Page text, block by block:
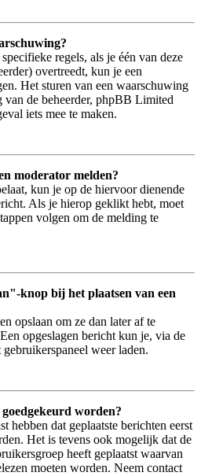
regels, als je één van deze
overtreedt, kun je een
Het sturen van een waarschuwing
van de beheerder, phpBB Limited
iets mee te maken.
moderator melden?
kun je op de hiervoor dienende
Als je hierop geklikt hebt, moet
volgen om de melding te
knop bij het plaatsen van een
opslaan om ze dan later af te
opgeslagen bericht kun je, via de
weer laden.
worden?
hebben dat geplaatste berichten eerst
Het is tevens ook mogelijk dat de
heeft geplaatst waarvan
moeten worden. Neem contact